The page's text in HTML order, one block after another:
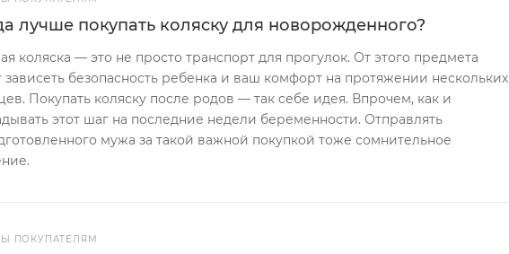
лучше покупать коляску для новорожденного?
коляска — это не просто транспорт для прогулок. От этого предмета
зависеть безопасность ребенка и ваш комфорт на протяжении нескольких
Покупать коляску после родов — так себе идея. Впрочем, как и
этот шаг на последние недели беременности. Отправлять
мужа за такой важной покупкой тоже сомнительное
ПОКУПАТЕЛЯМ